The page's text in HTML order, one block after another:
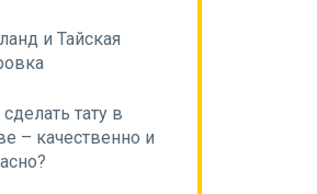
и Тайская
сделать тату в
– качественно и